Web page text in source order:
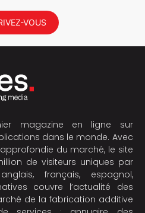
VOUS
magazine en ligne sur
dans le monde. Avec
du marché, le site
de visiteurs uniques par
français, espagnol,
couvre l’actualité des
de la fabrication additive